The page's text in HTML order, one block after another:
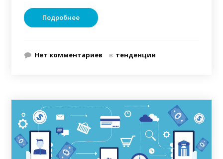
Подробнее
Нет комментариев в тенденции